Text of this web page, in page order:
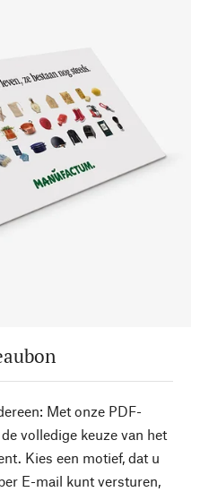
Met onze PDF-
volledige keuze van het
Kies een motief, dat u
E-mail kunt versturen,